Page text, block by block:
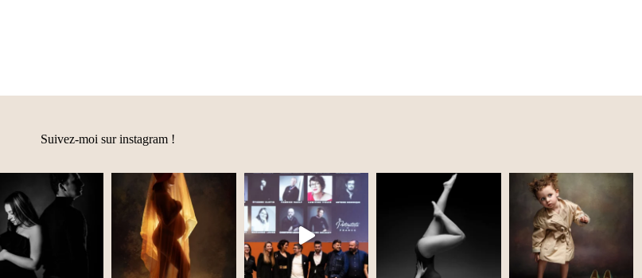
Suivez-moi sur instagram !